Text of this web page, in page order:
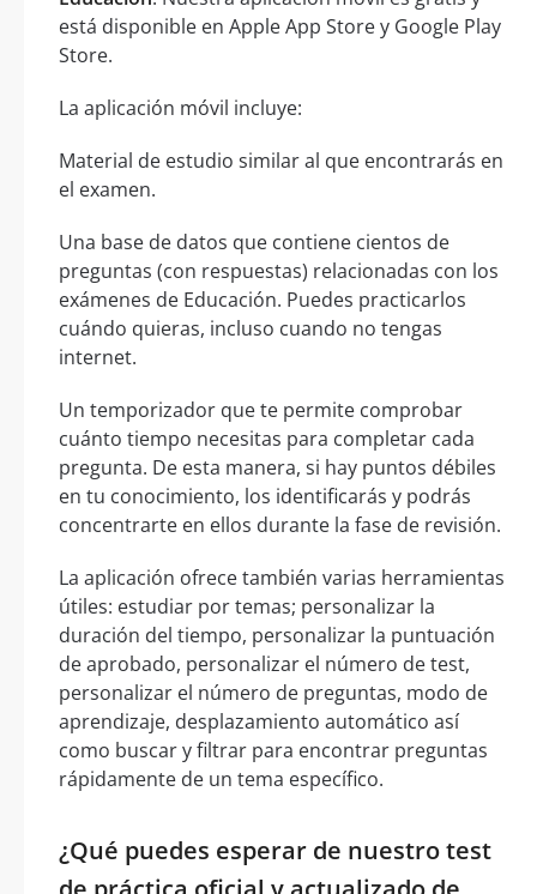
está disponible en Apple App Store y Google Play
Store.
La aplicación móvil incluye:
Material de estudio similar al que encontrarás en
el examen.
Una base de datos que contiene cientos de
preguntas (con respuestas) relacionadas con los
exámenes de Educación. Puedes practicarlos
cuándo quieras, incluso cuando no tengas
internet.
Un temporizador que te permite comprobar
cuánto tiempo necesitas para completar cada
pregunta. De esta manera, si hay puntos débiles
en tu conocimiento, los identificarás y podrás
concentrarte en ellos durante la fase de revisión.
La aplicación ofrece también varias herramientas
útiles: estudiar por temas; personalizar la
duración del tiempo, personalizar la puntuación
de aprobado, personalizar el número de test,
personalizar el número de preguntas, modo de
aprendizaje, desplazamiento automático así
como buscar y filtrar para encontrar preguntas
rápidamente de un tema específico.
¿Qué puedes esperar de nuestro test